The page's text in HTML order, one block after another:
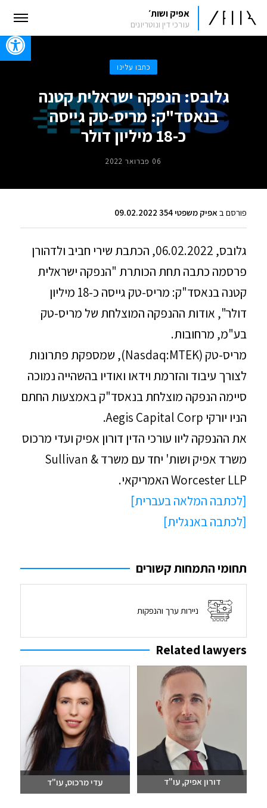
אפיק ושות׳
עורכי דין ונוטריונים
כתבו עלינו
גלובס: הנפקה ישראלית קטנה
בנאסד"ק: מריס-טק גייסה
כ-18 מיליון דולר
06 פברואר 2022
פורסם ב אפיק משפטי 354 09.02.2022
גלובס, 06.02.2022, הכתבת שירי חביב ולדהורן
פרסמה כתבה תחת הכותרת "הנפקה ישראלית
קטנה בנאסד"ק: מריס-טק גייסה כ-18 מיליון
דולר", אודות ההנפקה המוצלחת של מריס-טק
בע"מ, מרחובות.
מריס-טק (Nasdaq:MTEK), שמספקת פתרונות
לצורך עיבוד והזרמת וידאו ואודיו בהשהייה נמוכה
סיימה הנפקה מוצלחת בנאסד"ק באמצעות החתם
הניו יורקי Aegis Capital Corp.
את ההנפקה ליוו עורכי הדין דורון אפיק ועדי מרכוס
משרד אפיק ושות' יחד עם משרד Sullivan &
Worcester LLP האמריקאי.
[לכתבה המלאה בעברית]
[לכתבה באנגלית]
תחומי התמחות קשורים
ניירות ערך והנפקות
Related lawyers
דורון אפיק, עו"ד עדי מרכוס, עו"ד